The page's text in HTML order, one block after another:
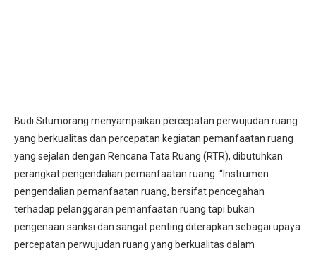
Budi Situmorang menyampaikan percepatan perwujudan ruang
yang berkualitas dan percepatan kegiatan pemanfaatan ruang
yang sejalan dengan Rencana Tata Ruang (RTR), dibutuhkan
perangkat pengendalian pemanfaatan ruang. “Instrumen
pengendalian pemanfaatan ruang, bersifat pencegahan
terhadap pelanggaran pemanfaatan ruang tapi bukan
pengenaan sanksi dan sangat penting diterapkan sebagai upaya
percepatan perwujudan ruang yang berkualitas dalam